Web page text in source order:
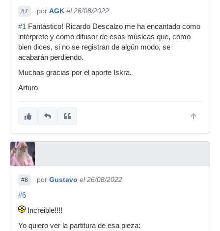
#7 por AGK el 26/08/2022
#1 Fantástico! Ricardo Descalzo me ha encantado como
intérprete y como difusor de esas músicas que, como
bien dices, si no se registran de algún modo, se
acabarán perdiendo.
Muchas gracias por el aporte Iskra.
Arturo
#8 por Gustavo el 26/08/2022
#6
Increible!!!!
Yo quiero ver la partitura de esa pieza: